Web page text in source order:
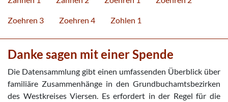
Zoehren 3 Zoehren 4 Zohlen 1
Danke sagen mit einer Spende
Die Datensammlung gibt einen umfassenden Überblick über
familiäre Zusammenhänge in den Grundbuchamtsbezirken
des Westkreises Viersen. Es erfordert in der Regel für die